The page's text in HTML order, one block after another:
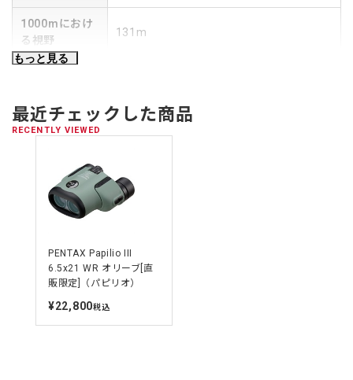
ルチコーティングに比べ、より反射が少なく透過率が高いの
で、逆光などの厳しい撮影条件下でもコントラストが高くクリ
アな像で観察することができます。
ロングアイレリーフ設計
眼鏡をかけたままでも全視野が見やすい、15mmのロングアイ
ホールドしやすいラバー外装
持ちやすく耐衝撃性にも優れたラバー素材を外装に採用してい
その他
①簡単な操作でスムーズに眼幅を合わせることができる独自の
2軸連動式眼幅調整機構
②ワンタッチで使用／収納ができる回転スライド式目当てリン
1000mにおけ
る視野
131m
アイレリーフ 15mm
明るさ 10.2
最短合焦距離
大きさ（高さ×
幅×厚み）
質量（重さ） 約295g
もっと見る
最近チェックした商品
RECENTLY VIEWED
PENTAX Papilio III
6.5x21 WR オリーブ[直
販限定]（パピリオ）
定
¥22,800税込